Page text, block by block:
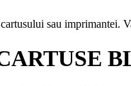
sau imprimantei.